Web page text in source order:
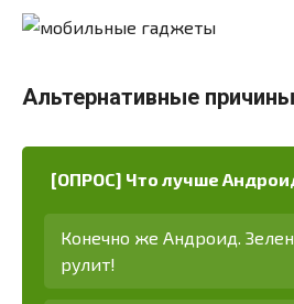
Альтернативные причины
[ОПРОС] Что лучше
Конечно же Андроид.
рулит!